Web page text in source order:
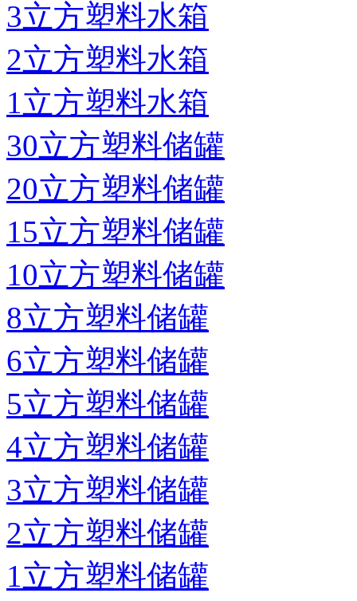
3立方塑料水箱
2立方塑料水箱
1立方塑料水箱
30立方塑料储罐
20立方塑料储罐
15立方塑料储罐
10立方塑料储罐
8立方塑料储罐
6立方塑料储罐
5立方塑料储罐
4立方塑料储罐
3立方塑料储罐
2立方塑料储罐
1立方塑料储罐